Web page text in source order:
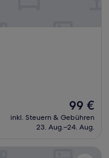
Der
Preis
beträgt
99 €
inkl. Steuern & Gebühren
23. Aug.–24. Aug.